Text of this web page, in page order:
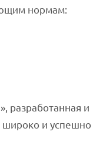
нормам:
разработанная и
широко и успешно